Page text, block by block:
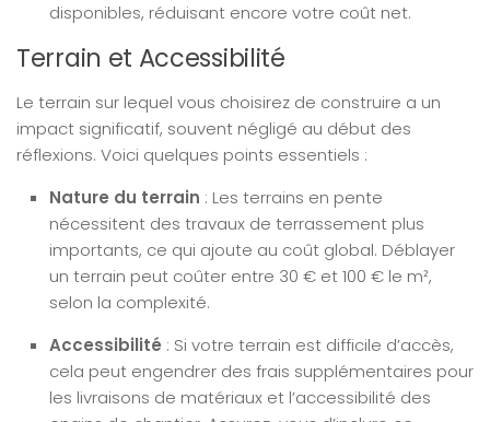
disponibles, réduisant encore votre coût net.
Terrain et Accessibilité
Le terrain sur lequel vous choisirez de construire a un
impact significatif, souvent négligé au début des
réflexions. Voici quelques points essentiels :
Nature du terrain : Les terrains en pente
nécessitent des travaux de terrassement plus
importants, ce qui ajoute au coût global. Déblayer
un terrain peut coûter entre 30 € et 100 € le m²,
selon la complexité.
Accessibilité : Si votre terrain est difficile d’accès,
cela peut engendrer des frais supplémentaires pour
les livraisons de matériaux et l’accessibilité des